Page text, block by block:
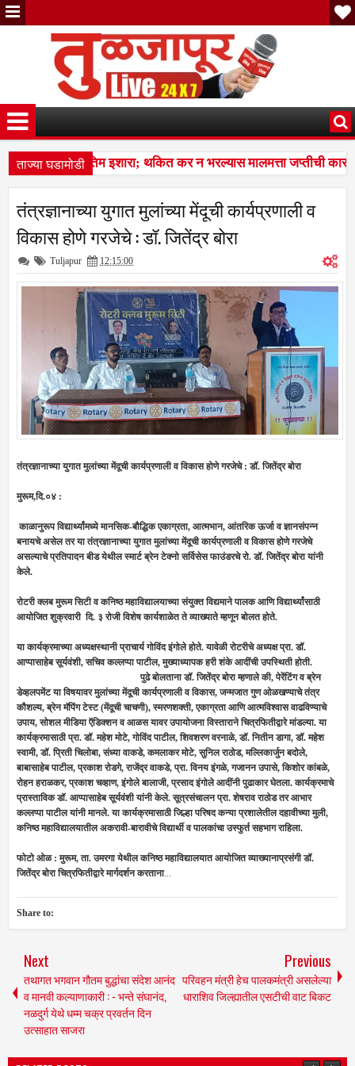
ताज्या घडामोडी
पालिकेचा अंतिम इशारा; थकित कर न भरल्यास मालमत्ता जप्तीची
अण्णाभाऊंच्या समतेच्या विचारांचा विद्यार्थ्यांना प्रेरणादायी वारसा
पालिकेचा अंतिम इशारा; थकित कर न भरल्यास मालमत्ता जप्तीची
तंत्रज्ञानाच्या युगात मुलांच्या मेंदूची कार्यप्रणाली व
विकास होणे गरजेचे : डॉ. जितेंद्र बोरा
Tuljapur 12:15:00
तंत्रज्ञानाच्या युगात मुलांच्या मेंदूची कार्यप्रणाली व विकास होणे गरजेचे : डॉ. जितेंद्र बोरा
मुरूम,दि.०४ :
काळानुरूप विद्यार्थ्यांमध्ये मानसिक-बौद्धिक एकाग्रता, आत्मभान, आंतरिक ऊर्जा व ज्ञानसंपन्न
बनायचे असेल तर या तंत्रज्ञानाच्या युगात मुलांच्या मेंदूची कार्यप्रणाली व विकास होणे गरजेचे
असल्याचे प्रतिपादन बीड येथील स्मार्ट ब्रेन टेक्नो सर्विसेस फाउंडरचे रो. डॉ. जितेंद्र बोरा यांनी
केले.
रोटरी क्लब मुरूम सिटी व कनिष्ठ महाविद्यालयाच्या संयुक्त विद्यमाने पालक आणि विद्यार्थ्यांसाठी
आयोजित शुक्रवारी दि. ३ रोजी विशेष कार्यशाळेत ते व्याख्याते म्हणून बोलत होते.
या कार्यक्रमाच्या अध्यक्षस्थानी प्राचार्य गोविंद इंगोले होते. यावेळी रोटरीचे अध्यक्ष प्रा. डॉ.
आप्पासाहेब सूर्यवंशी, सचिव कल्लप्पा पाटील, मुख्याध्यापक हरी शंके आदींची उपस्थिती होती.
पुढे बोलताना डॉ. जितेंद्र बोरा म्हणाले की, पेरेंटिंग व ब्रेन
डेव्हलपमेंट या विषयावर मुलांच्या मेंदूची कार्यप्रणाली व विकास, जन्मजात गुण ओळखण्याचे तंत्र
कौशल्य, ब्रेन मॅपिंग टेस्ट (मेंदूची चाचणी), स्मरणशक्ती, एकाग्रता आणि आत्मविश्वास वाढविण्याचे
उपाय, सोशल मीडिया ऍडिक्शन व आळस यावर उपायोजना विस्ताराने चित्रफितीद्वारे मांडल्या. या
कार्यक्रमासाठी प्रा. डॉ. महेश मोटे, गोविंद पाटील, शिवशरण वरनाळे, डॉ. नितीन डागा, डॉ. महेश
स्वामी, डॉ. प्रिती चिलोबा, संध्या वाकडे, कमलाकर मोटे, सुनिल राठोड, मल्लिकार्जुन बदोले,
बाबासाहेब पाटील, प्रकाश रोडगे, राजेंद्र वाकडे, प्रा. विनय इंगळे, गजानन उपासे, किशोर कांबळे,
रोहन हराळकर, प्रकाश चव्हाण, इंगोले बालाजी, प्रसाद इंगोले आदींनी पुढाकार घेतला. कार्यक्रमाचे
प्रास्ताविक डॉ. आप्पासाहेब सूर्यवंशी यांनी केले. सूत्रसंचालन प्रा. शेषराव राठोड तर आभार
कल्लप्पा पाटील यांनी मानले. या कार्यक्रमासाठी जिल्हा परिषद कन्या प्रशालेतील दहावीच्या मुली,
कनिष्ठ महाविद्यालयातील अकरावी-बारावीचे विद्यार्थी व पालकांचा उस्फुर्त सहभाग राहिला.
फोटो ओळ : मुरूम, ता. उमरगा येथील कनिष्ठ महाविद्यालयात आयोजित व्याख्यानाप्रसंगी डॉ.
जितेंद्र बोरा चित्रफितीद्वारे मार्गदर्शन करताना...
Share to:
Next
तथागत भगवान गौतम बुद्धांचा संदेश आनंद
व मानवी कल्याणाकारी : - भन्ते संघानंद,
नळदुर्ग येथे धम्म चक्र प्रवर्तन दिन
उत्साहात साजरा
Previous
परिवहन मंत्री हेच पालकमंत्री असलेल्या
धाराशिव जिल्ह्यातील एसटीची वाट बिकट